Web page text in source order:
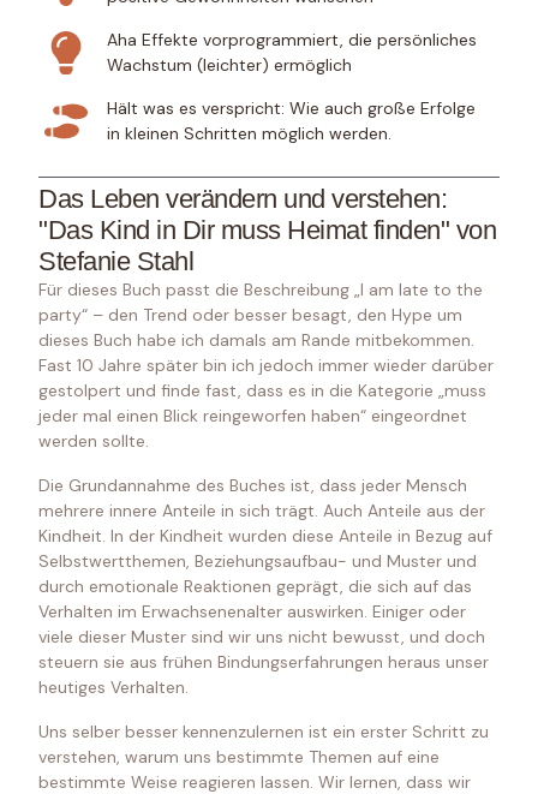
Aha Effekte vorprogrammiert, die persönliches
Wachstum (leichter) ermöglich
Hält was es verspricht: Wie auch große Erfolge
in kleinen Schritten möglich werden.
Das Leben verändern und verstehen:
"Das Kind in Dir muss Heimat finden" von
Stefanie Stahl
Für dieses Buch passt die Beschreibung „I am late to the
party“ – den Trend oder besser besagt, den Hype um
dieses Buch habe ich damals am Rande mitbekommen.
Fast 10 Jahre später bin ich jedoch immer wieder darüber
gestolpert und finde fast, dass es in die Kategorie „muss
jeder mal einen Blick reingeworfen haben“ eingeordnet
werden sollte.
Die Grundannahme des Buches ist, dass jeder Mensch
mehrere innere Anteile in sich trägt. Auch Anteile aus der
Kindheit. In der Kindheit wurden diese Anteile in Bezug auf
Selbstwertthemen, Beziehungsaufbau- und Muster und
durch emotionale Reaktionen geprägt, die sich auf das
Verhalten im Erwachsenenalter auswirken. Einiger oder
viele dieser Muster sind wir uns nicht bewusst, und doch
steuern sie aus frühen Bindungserfahrungen heraus unser
heutiges Verhalten.
Uns selber besser kennenzulernen ist ein erster Schritt zu
verstehen, warum uns bestimmte Themen auf eine
bestimmte Weise reagieren lassen. Wir lernen, dass wir